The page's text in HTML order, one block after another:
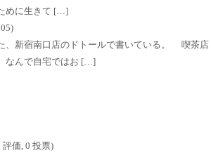
めに生きて […]
、新宿南口店のドトールで書いている。 喫茶店
なんで自宅ではお […]
評価, 0 投票)